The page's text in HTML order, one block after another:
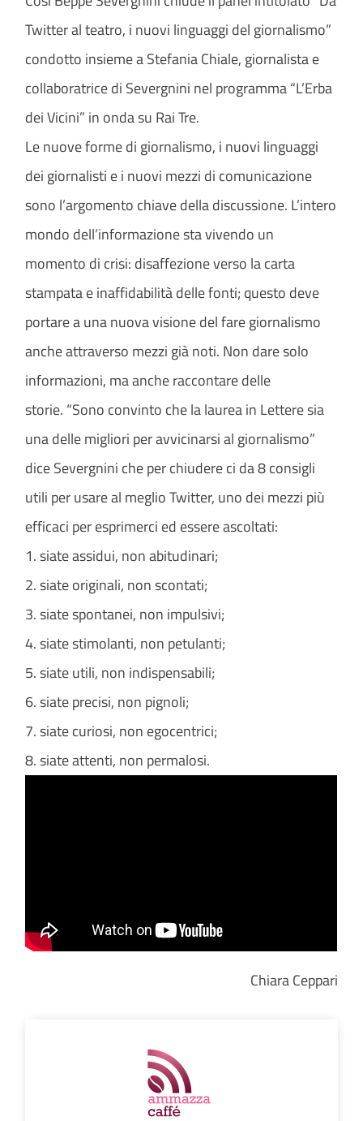
Twitter al teatro, i nuovi linguaggi del giornalismo”
condotto insieme a Stefania Chiale, giornalista e
collaboratrice di Severgnini nel programma “L’Erba
dei Vicini” in onda su Rai Tre.
Le nuove forme di giornalismo, i nuovi linguaggi
dei giornalisti e i nuovi mezzi di comunicazione
sono l’argomento chiave della discussione. L’intero
mondo dell’informazione sta vivendo un
momento di crisi: disaffezione verso la carta
stampata e inaffidabilità delle fonti; questo deve
portare a una nuova visione del fare giornalismo
anche attraverso mezzi già noti. Non dare solo
informazioni, ma anche raccontare delle
storie. “Sono convinto che la laurea in Lettere sia
una delle migliori per avvicinarsi al giornalismo”
dice Severgnini che per chiudere ci da 8 consigli
utili per usare al meglio Twitter, uno dei mezzi più
efficaci per esprimerci ed essere ascoltati:
1. siate assidui, non abitudinari;
2. siate originali, non scontati;
3. siate spontanei, non impulsivi;
4. siate stimolanti, non petulanti;
5. siate utili, non indispensabili;
6. siate precisi, non pignoli;
7. siate curiosi, non egocentrici;
8. siate attenti, non permalosi.
Chiara Ceppari